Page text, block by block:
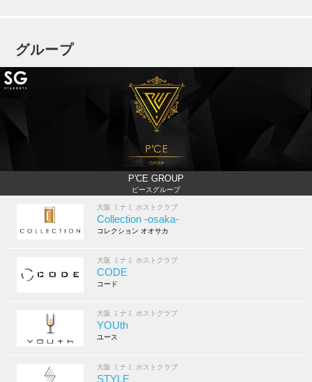
グループ
P'CE GROUP
ピースグループ
大阪 ミナミ ホストクラブ
Collection -osaka-
コレクション オオサカ
大阪 ミナミ ホストクラブ
CODE
コード
大阪 ミナミ ホストクラブ
YOUth
ユース
大阪 ミナミ ホストクラブ
STYLE